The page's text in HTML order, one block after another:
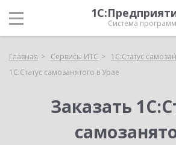
Система программ
Главная Сервисы ИТС
1С:Статус
1С:Статус самозанятого в Урае
Заказать